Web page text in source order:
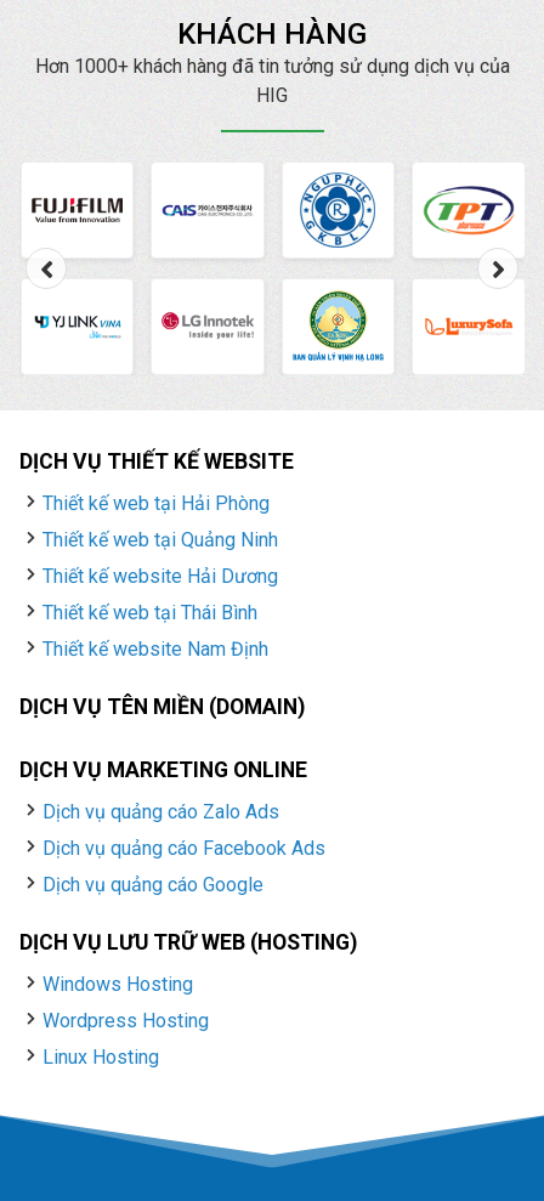
thông tin về trình quản
lý quảng cáo là gì
KHÁCH HÀNG
Hơn 1000+ khách hàng đã tin tưởng sử dụng dịch vụ của
HIG
DỊCH VỤ THIẾT KẾ WEBSITE
Thiết kế web tại Hải Phòng
Thiết kế web tại Quảng Ninh
Thiết kế website Hải Dương
Thiết kế web tại Thái Bình
Thiết kế website Nam Định
DỊCH VỤ TÊN MIỀN (DOMAIN)
DỊCH VỤ MARKETING ONLINE
Dịch vụ quảng cáo Zalo Ads
Dịch vụ quảng cáo Facebook Ads
Dịch vụ quảng cáo Google
DỊCH VỤ LƯU TRỮ WEB (HOSTING)
Windows Hosting
Wordpress Hosting
Linux Hosting